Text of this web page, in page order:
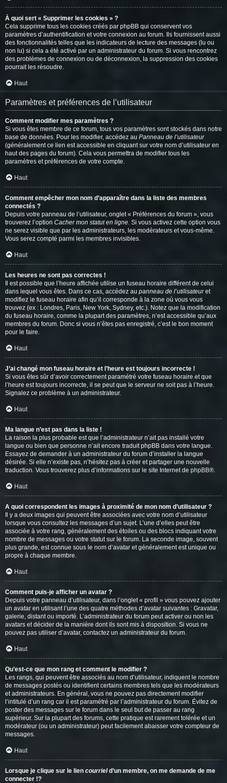
À quoi sert « Supprimer les cookies » ?
Cela supprime tous les cookies créés par phpBB qui conservent vos
paramètres d’authentification et votre connexion au forum. Ils fournissent aussi
des fonctionnalités telles que les indicateurs de lecture des messages (lu ou
non lu) si cela a été activé par un administrateur du forum. Si vous rencontrez
des problèmes de connexion ou de déconnexion, la suppression des cookies
pourrait les résoudre.
Haut
Paramètres et préférences de l’utilisateur
Comment modifier mes paramètres ?
Si vous êtes membre de ce forum, tous vos paramètres sont stockés dans notre
base de données. Pour les modifier, accédez au Panneau de l’utilisateur
(généralement ce lien est accessible en cliquant sur votre nom d’utilisateur en
haut des pages du forum). Cela vous permettra de modifier tous les
paramètres et préférences de votre compte.
Haut
Comment empêcher mon nom d’apparaître dans la liste des membres
connectés ?
Depuis votre panneau de l’utilisateur, onglet « Préférences du forum », vous
trouverez l’option Cacher mon statut en ligne. Si vous activez cette option vous
ne serez visible que par les administrateurs, les modérateurs et vous-même.
Vous serez compté parmi les membres invisibles.
Haut
Les heures ne sont pas correctes !
Il est possible que l’heure affichée utilise un fuseau horaire différent de celui
dans lequel vous êtes. Dans ce cas, accédez au panneau de l’utilisateuret
modifiez le fuseau horaire afin qu’il corresponde à la zone où vous vous
trouvez (ex : Londres, Paris, New York, Sydney, etc.). Notez que la modification
du fuseau horaire, comme la plupart des paramètres, n’est accessible qu’aux
membres du forum. Donc si vous n’êtes pas enregistré, c’est le bon moment
pour le faire.
Haut
J’ai changé mon fuseau horaire et l’heure est toujours incorrecte !
Si vous êtes sûr d’avoir correctement paramétré votre fuseau horaire et que
l’heure est toujours incorrecte, il se peut que le serveur ne soit pas à l’heure.
Signalez ce problème à un administrateur.
Haut
Ma langue n’est pas dans la liste !
La raison la plus probable est que l’administrateur n’ait pas installé votre
langue ou bien que personne n’ait encore traduit phpBB dans votre langue.
Essayez de demander à un administrateur du forum d’installer la langue
désirée. Si elle n’existe pas, n’hésitez pas à créer et partager une nouvelle
traduction. Vous trouverez plus d’informations sur le site Internet de phpBB®.
Haut
A quoi correspondent les images à proximité de mon nom d’utilisateur ?
Il y a deux images qui peuvent être associées avec votre nom d’utilisateur
lorsque vous consultez les messages d’un sujet. L’une d’elles peut être
associée à votre rang, généralement des étoiles ou des blocs indiquant votre
nombre de messages ou votre statut sur le forum. La seconde image, souvent
plus grande, est connue sous le nom d’avatar et généralement est unique ou
propre à chaque membre.
Haut
Comment puis-je afficher un avatar ?
Depuis votre panneau d’utilisateur, dans l’onglet « profil » vous pouvez ajouter
un avatar en utilisant l’une des quatre méthodes d’avatar suivantes : Gravatar,
galerie, distant ou importé. L’administrateur du forum peut activer ou non les
avatars et décider de la manière dont ils sont mis à disposition. Si vous ne
pouvez pas utiliser d’avatar, contactez un administrateur du forum.
Haut
Qu’est-ce que mon rang et comment le modifier ?
Les rangs, qui peuvent être associés au nom d’utilisateur, indiquent le nombre
de messages postés ou identifient certains membres tels que les modérateurs
et administrateurs. En général, vous ne pouvez pas directement modifier
l’intitulé d’un rang car il est paramétré par l’administrateur du forum. Évitez de
poster des messages sur le forum dans le seul but de passer au rang
supérieur. Sur la plupart des forums, cette pratique est rarement tolérée et un
modérateur (ou un administrateur) peut facilement abaisser votre compteur de
messages.
Haut
Lorsque je clique sur le lien courrield’un membre, on me demande de me
connecter !?